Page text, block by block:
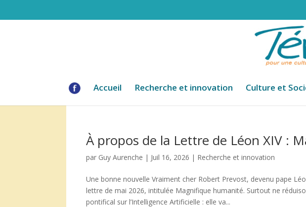
Accueil Recherche et innovation Culture et
À propos de la Lettre de Léon XIV :
par Guy Aurenche | Juil 16, 2026 | Recherche et innovation
Une bonne nouvelle Vraiment cher Robert Prevost, devenu pape
lettre de mai 2026, intitulée Magnifique humanité. Surtout ne
pontifical sur l’Intelligence Artificielle : elle va...